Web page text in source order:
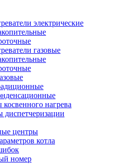
электрические
газовые
нагрева
диспетчеризации
центры
котла
номер